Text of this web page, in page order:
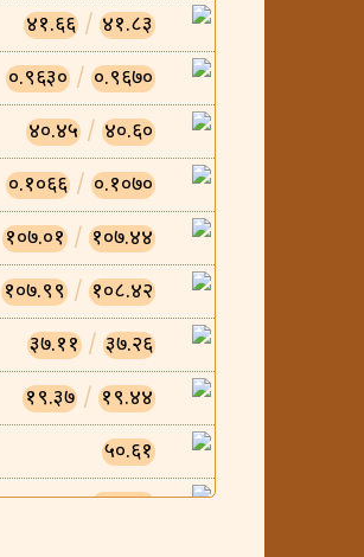
४१.६६ / ४१.८३
०.९६३० / ०.९६७०
४०.४५ / ४०.६०
०.१०६६ / ०.१०७०
१०७.०१ / १०७.४४
१०७.९९ / १०८.४२
३७.११ / ३७.२६
१९.३७ / १९.४४
५०.६१
०.००८५